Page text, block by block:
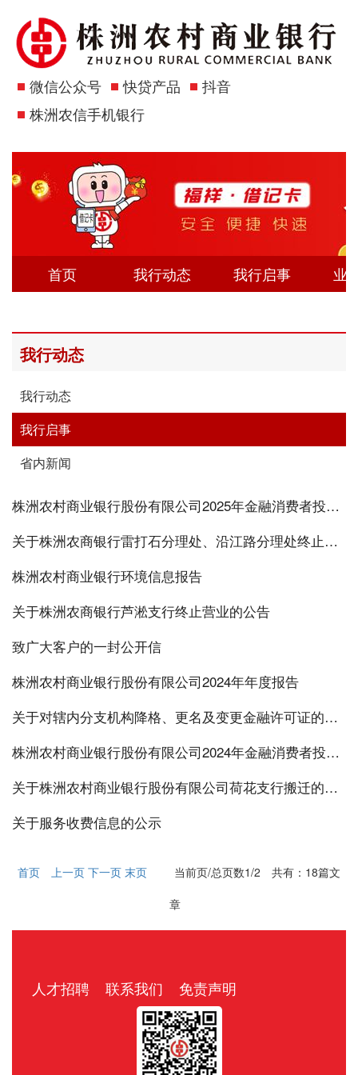
微信公众号 快贷产品
抖音
株洲农信手机银行
首页 我行动态 我行启事 业
我行动态
我行动态
我行启事
省内新闻
株洲农村商业银行股份有限公司2025年金融消费者投诉分析报告
关于株洲农商银行雷打石分理处、沿江路分理处终止营业的公告
株洲农村商业银行环境信息报告
关于株洲农商银行芦淞支行终止营业的公告
致广大客户的一封公开信
株洲农村商业银行股份有限公司2024年年度报告
关于对辖内分支机构降格、更名及变更金融许可证的公告
株洲农村商业银行股份有限公司2024年金融消费者投诉分析报告
关于株洲农村商业银行股份有限公司荷花支行搬迁的公告
关于服务收费信息的公示
首页 上一页 下一页 末页 当前页/总页数1/2 共有： 18篇文
章
人才招聘 联系我们 免责声明